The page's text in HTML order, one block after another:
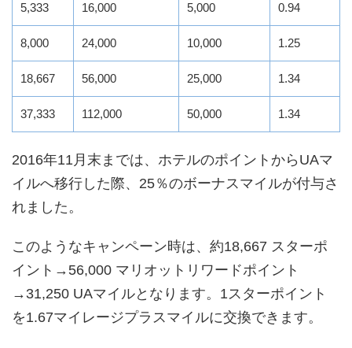
5,333 16,000 5,000 0.94
8,000 24,000 10,000 1.25
18,667 56,000 25,000 1.34
37,333 112,000 50,000 1.34
2016年11月末までは、ホテルのポイントからUAマ
イルへ移行した際、25％のボーナスマイルが付与さ
れました。
このようなキャンペーン時は、約18,667 スターポ
イント→56,000 マリオットリワードポイント
→31,250 UAマイルとなります。1スターポイント
を1.67マイレージプラスマイルに交換できます。